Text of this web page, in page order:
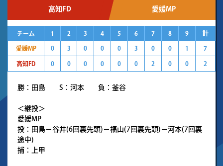
高知FD 愛媛MP
チーム 1 2 3 4 5 6 7 8 9 計
愛媛MP 0 3 0 0 0 3 0 0 1 7
高知FD 0 0 0 0 0 0 2 0 0 2
勝：田島 S：河本 負：釜谷
＜継投＞
愛媛MP
投：田島－谷井(6回裏先頭)－福山(7回裏先頭)－河本(7回裏
途中)
捕：上甲